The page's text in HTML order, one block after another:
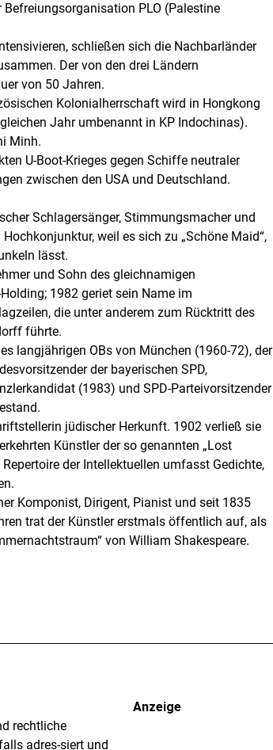
PLO (Palestine
schließen sich die Nachbarländer
Der von den drei Ländern
von 50 Jahren.
Kolonialherrschaft wird in Hongkong
Jahr umbenannt in KP Indochinas).
Minh.
U-Boot-Krieges gegen Schiffe neutraler
zwischen den USA und Deutschland.
Schlagersänger, Stimmungsmacher und
weil es sich zu „Schöne Maid“,
lässt.
und Sohn des gleichnamigen
1982 geriet sein Name im
die unter anderem zum Rücktritt des
führte.
langjährigen OBs von München (1960-72), der
der bayerischen SPD,
(1983) und SPD-Parteivorsitzender
jüdischer Herkunft. 1902 verließ sie
Künstler der so genannten „Lost
der Intellektuellen umfasst Gedichte,
Komponist, Dirigent, Pianist und seit 1835
trat der Künstler erstmals öffentlich auf, als
von William Shakespeare.
rechtliche
adres-siert und
Anzeige